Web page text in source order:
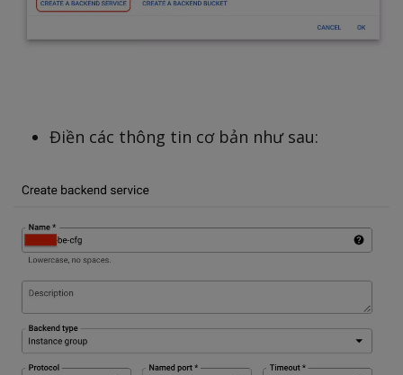
Điền các thông tin cơ bản như sau: